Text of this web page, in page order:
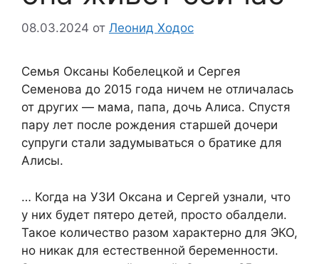
08.03.2024 от Леонид Ходос
Семья Оксаны Кобелецкой и Сергея
Семенова до 2015 года ничем не отличалась
от других — мама, папа, дочь Алиса. Спустя
пару лет после рождения старшей дочери
супруги стали задумываться о братике для
Алисы.
… Когда на УЗИ Оксана и Сергей узнали, что
у них будет пятеро детей, просто обалдели.
Такое количество разом характерно для ЭКО,
но никак для естественной беременности.